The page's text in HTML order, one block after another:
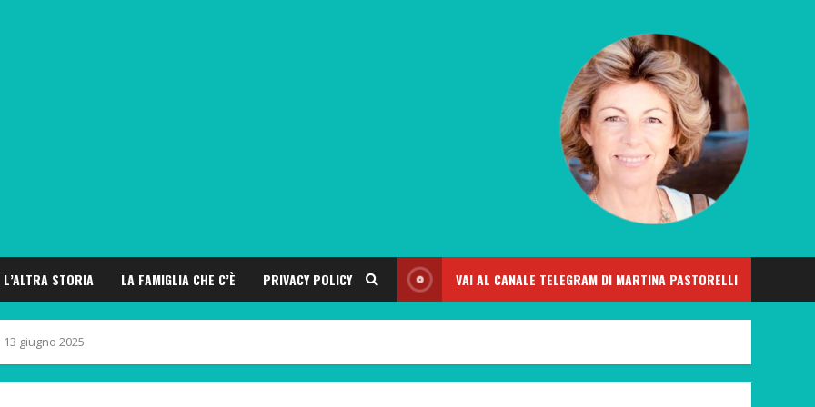
L’ALTRA STORIA LA FAMIGLIA CHE C’È PRIVACY POLICY VAI AL CANALE TELEGRAM DI MARTINA PASTORELLI
giugno 2025